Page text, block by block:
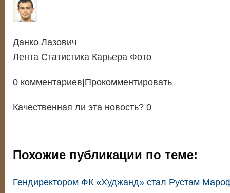
Данко Лазович
Лента Статистика Карьера Фото
0 комментариев|Прокомментировать
Качественная ли эта новость? 0
Похожие публикации по теме:
Гендиректором ФК «Худжанд» стал Рустам